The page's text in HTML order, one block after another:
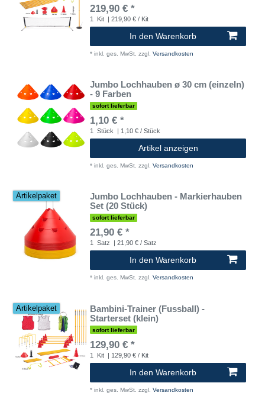
219,90 € *
1 Kit | 219,90 € / Kit
In den Warenkorb
* inkl. ges. MwSt. zzgl. Versandkosten
Jumbo Lochhauben ø 30 cm (einzeln)
- 9 Farben
sofort lieferbar
1,10 € *
1 Stück | 1,10 € / Stück
Artikel anzeigen
* inkl. ges. MwSt. zzgl. Versandkosten
Artikelpaket
Jumbo Lochhauben - Markierhauben
Set (20 Stück)
sofort lieferbar
21,90 € *
1 Satz | 21,90 € / Satz
In den Warenkorb
* inkl. ges. MwSt. zzgl. Versandkosten
Artikelpaket
Bambini-Trainer (Fussball) -
Starterset (klein)
sofort lieferbar
129,90 € *
1 Kit | 129,90 € / Kit
In den Warenkorb
* inkl. ges. MwSt. zzgl. Versandkosten